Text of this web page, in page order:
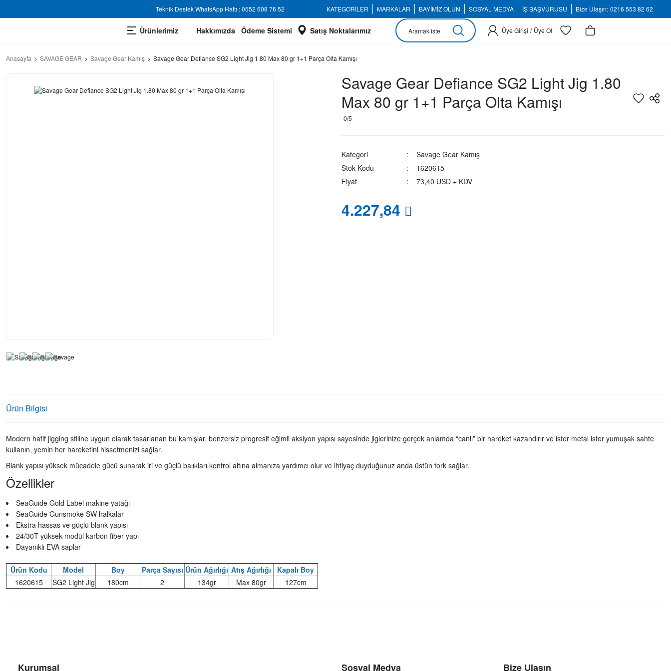
Teknik Destek WhatsApp Hattı : 0552 608 76 52 KATEGORİLER MARKALAR BAYİMİZ OLUN SOSYAL MEDYA İŞ BAŞVURUSU Bize Ulaşın: 0216 553 82 62
Ürünlerimiz Hakkımızda Ödeme Sistemi Satış Noktalarımız Üye Girişi / Üye Ol
Anasayfa SAVAGE GEAR Savage Gear Kamış Savage Gear Defiance SG2 Light Jig 1.80 Max 80 gr 1+1 Parça Olta Kamışı
Savage Gear Defiance SG2 Light Jig 1.80
Max 80 gr 1+1 Parça Olta Kamışı
0/5
Kategori
Savage Gear Kamış
Stok Kodu
1620615
Fiyat
73,40 USD + KDV
4.227,84
Ürün Bilgisi
Modern hafif jigging stiline uygun olarak tasarlanan bu kamışlar, benzersiz progresif eğimli aksiyon yapısı sayesinde jiglerinize gerçek anlamda “canlı” bir hareket kazandırır ve ister metal ister yumuşak sahte
kullanın, yemin her hareketini hissetmenizi sağlar.
Blank yapısı yüksek mücadele gücü sunarak iri ve güçlü balıkları kontrol altına almanıza yardımcı olur ve ihtiyaç duyduğunuz anda üstün tork sağlar.
Özellikler
SeaGuide Gold Label makine yatağı
SeaGuide Gunsmoke SW halkalar
Ekstra hassas ve güçlü blank yapısı
24/30T yüksek modül karbon fiber yapı
Dayanıklı EVA saplar
Ürün Kodu Model Boy Parça Sayısı Ürün Ağırlığı Atış Ağırlığı
Kapalı Boy
1620615
SG2 Light Jig 180cm 2 134gr Max 80gr 127cm
Kurumsal Sosyal Medya Bize Ulaşın